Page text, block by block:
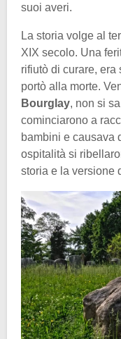
suoi averi.
La storia volge al
XIX secolo. Una
rifiutò di curare, era
portò alla morte.
Bourglay, non si
cominciarono a
bambini e causava
ospitalità si
storia e la versione